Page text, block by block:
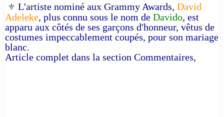
⚜️ L'artiste nominé aux Grammy Awards, David
Adeleke, plus connu sous le nom de Davido, est
apparu aux côtés de ses garçons d'honneur, vêtus de
costumes impeccablement coupés, pour son mariage
blanc.
Article complet dans la section Commentaires,